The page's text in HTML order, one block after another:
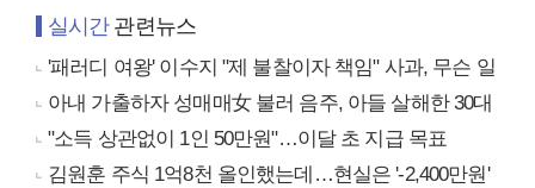
실시간관련뉴스
'패러디 여왕' 이수지 "제 불찰이자 책임" 사과, 무슨 일
아내 가출하자 성매매女 불러 음주, 아들 살해한 30대
"소득 상관없이 1인 50만원"…이달 초 지급 목표
김원훈 주식 1억8천 올인했는데…현실은 '-2,400만원'